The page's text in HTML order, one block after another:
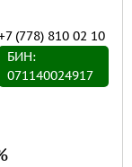
(778) 810 02 10
БИН:
071140024917